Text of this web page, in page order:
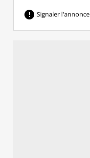
 Signaler l'annonce